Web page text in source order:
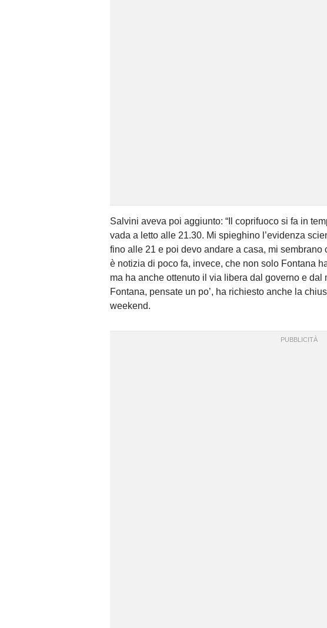
Salvini aveva poi aggiunto: “Il coprifuoco si fa in
vada a letto alle 21.30. Mi spieghino l’evidenza
fino alle 21 e poi devo andare a casa, mi sembrano
è notizia di poco fa, invece, che non solo Fontana
ma ha anche ottenuto il via libera dal governo e dal
Fontana, pensate un po’, ha richiesto anche la
weekend.